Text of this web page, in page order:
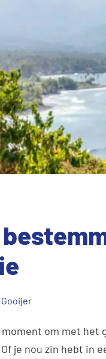
om met
je nou zin hebt in